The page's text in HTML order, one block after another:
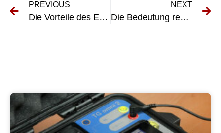
PREVIOUS
Die Vorteile des E-Check Hausinstallation für Hausbesitzer
NEXT
Die Bedeutung regelmäßiger Tests und Inspektionen elektrischer Systeme